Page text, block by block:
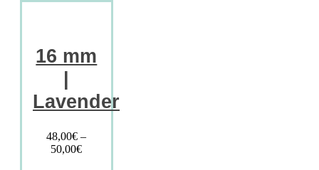
16 mm
|
Lavender
48,00€ –
50,00€